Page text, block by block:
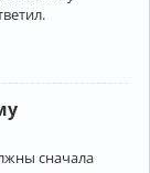
сначала